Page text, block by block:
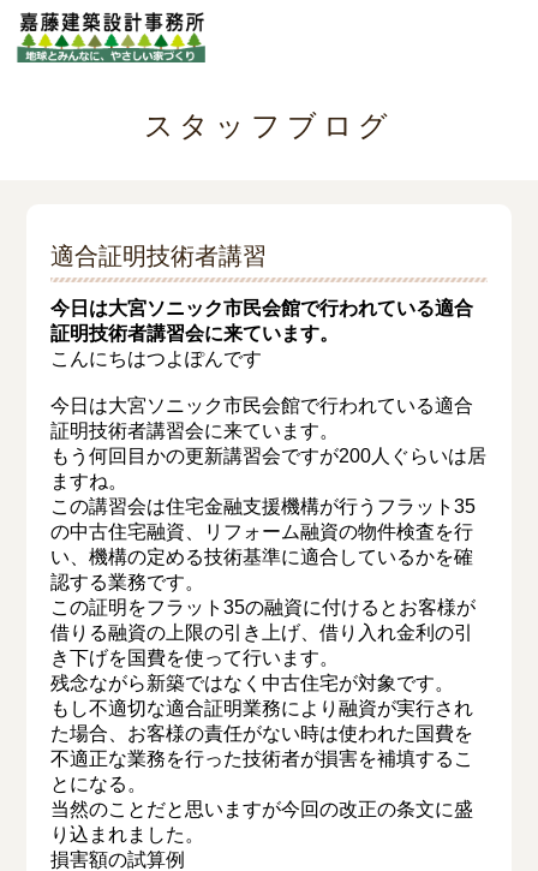
スタッフブログ
適合証明技術者講習
今日は大宮ソニック市民会館で行われている適合
証明技術者講習会に来ています。
こんにちはつよぽんです
今日は大宮ソニック市民会館で行われている適合
証明技術者講習会に来ています。
もう何回目かの更新講習会ですが200人ぐらいは居
ますね。
この講習会は住宅金融支援機構が行うフラット35
の中古住宅融資、リフォーム融資の物件検査を行
い、機構の定める技術基準に適合しているかを確
認する業務です。
この証明をフラット35の融資に付けるとお客様が
借りる融資の上限の引き上げ、借り入れ金利の引
き下げを国費を使って行います。
残念ながら新築ではなく中古住宅が対象です。
もし不適切な適合証明業務により融資が実行され
た場合、お客様の責任がない時は使われた国費を
不適正な業務を行った技術者が損害を補填するこ
とになる。
当然のことだと思いますが今回の改正の条文に盛
り込まれました。
損害額の試算例